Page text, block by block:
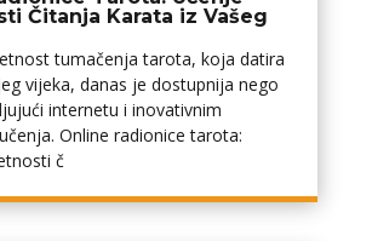
Čitanja Karata iz Vašeg
tumačenja tarota, koja datira
vijeka, danas je dostupnija nego
internetu i inovativnim
Online radionice tarota:
č